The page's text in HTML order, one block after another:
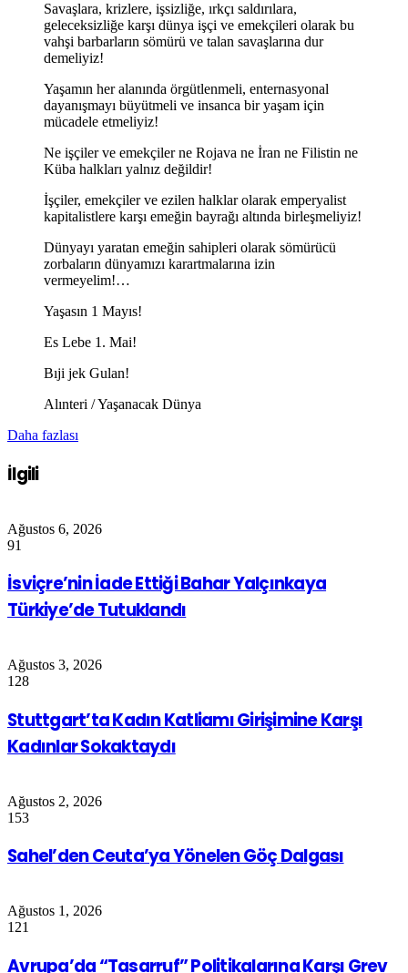
Savaşlara, krizlere, işsizliğe, ırkçı saldırılara,
geleceksizliğe karşı dünya işçi ve emekçileri olarak bu
vahşi barbarların sömürü ve talan savaşlarına dur
demeliyiz!
Yaşamın her alanında örgütlenmeli, enternasyonal
dayanışmayı büyütmeli ve insanca bir yaşam için
mücadele etmeliyiz!
Ne işçiler ve emekçiler ne Rojava ne İran ne Filistin ne
Küba halkları yalnız değildir!
İşçiler, emekçiler ve ezilen halklar olarak emperyalist
kapitalistlere karşı emeğin bayrağı altında birleşmeliyiz!
Dünyayı yaratan emeğin sahipleri olarak sömürücü
zorbaların dünyamızı karartmalarına izin
vermeyelim!…
Yaşasın 1 Mayıs!
Es Lebe 1. Mai!
Bıji jek Gulan!
Alınteri / Yaşanacak Dünya
Daha fazlası
İlgili
Ağustos 6, 2026
91
İsviçre’nin İade Ettiği Bahar Yalçınkaya
Türkiye’de Tutuklandı
Ağustos 3, 2026
128
Stuttgart’ta Kadın Katliamı Girişimine Karşı
Kadınlar Sokaktaydı
Ağustos 2, 2026
153
Sahel’den Ceuta’ya Yönelen Göç Dalgası
Ağustos 1, 2026
121
Avrupa’da “Tasarruf” Politikalarına Karşı Grev